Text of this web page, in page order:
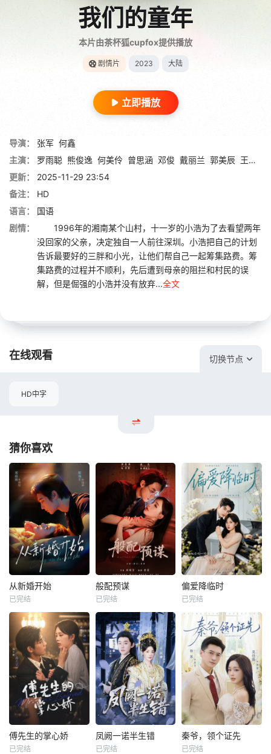
我们的童年
本片由茶杯狐cupfox提供播放
剧情片 2023 大陆
立即播放
导演： 张军 何鑫
主演：
罗雨聪 熊俊逸 何美伶 曾思涵 邓俊 戴丽兰 郭美辰 王雅俊
更新：
2025-11-29 23:54
备注：
HD
语言：
国语
剧情：
1996年的湘南某个山村，十一岁的小浩为了去看望两年
没回家的父亲，决定独自一人前往深圳。小浩把自己的计划
告诉最要好的三胖和小光，让他们帮自己一起筹集路费。筹
集路费的过程并不顺利，先后遭到母亲的阻拦和村民的误
解，但是倔强的小浩并没有放弃...全文
在线观看 切换节点
HD中字
猜你喜欢
从新婚开始
已完结
般配预谋
已完结
偏爱降临时
已完结
傅先生的掌心娇
已完结
凤阙一诺半生错
已完结
秦爷，领个证先
已完结